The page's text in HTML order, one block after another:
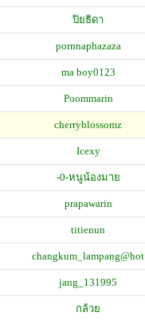
ปิยธิดา
pornnaphazaza
ma boy0123
Poommarin
cherryblossomz
Icexy
-0-หนูน้องมาย
prapawarin
titienun
changkum_lampang@hot
jang_131995
กล้วย